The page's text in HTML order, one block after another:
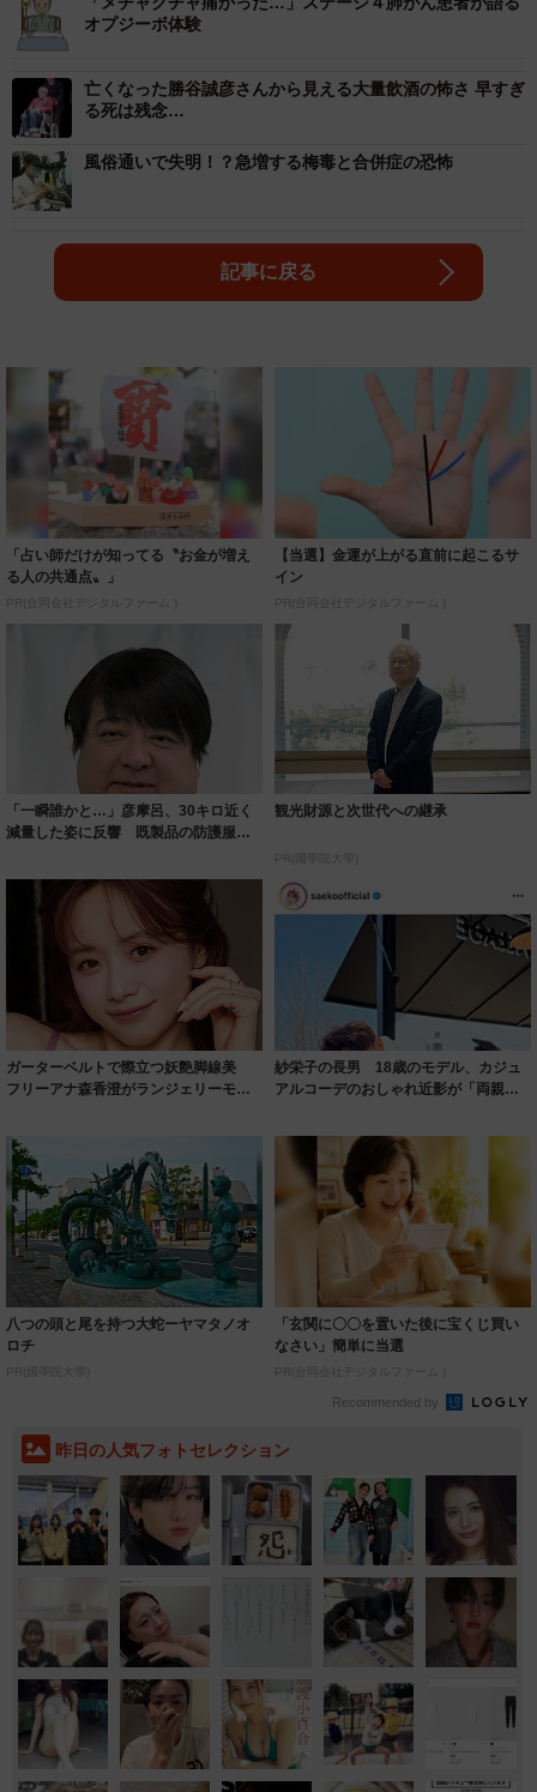
オプジーボ体験
亡くなった勝谷誠彦さんから見える大量飲酒の怖さ 早すぎ
る死は残念…
風俗通いで失明！？急増する梅毒と合併症の恐怖
記事に戻る
「占い師だけが知ってる〝お金が増え
る人の共通点〟」
PR(合同会社デジタルファーム )
【当選】金運が上がる直前に起こるサ
イン
PR(合同会社デジタルファーム )
「一瞬誰かと…」彦摩呂、30キロ近く
減量した姿に反響 既製品の防護服が
観光財源と次世代への継承
PR(國學院大學)
ガーターベルトで際立つ妖艶脚線美
フリーアナ森香澄がランジェリーモデ
紗栄子の長男 18歳のモデル、カジュ
アルコーデのおしゃれ近影が「両親の
八つの頭と尾を持つ大蛇ーヤマタノオ
ロチ
PR(國學院大學)
「玄関に〇〇を置いた後に宝くじ買い
なさい」簡単に当選
PR(合同会社デジタルファーム )
Recommended by
昨日の人気フォトセレクション